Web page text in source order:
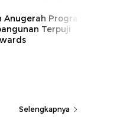
Anugerah Program
Terpuji
Selengkapnya